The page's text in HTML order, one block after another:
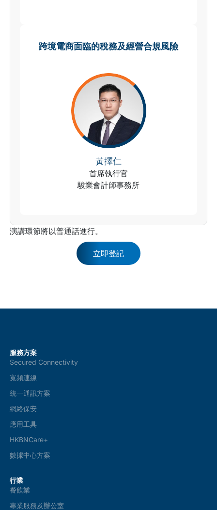
跨境電商面臨的稅務及經營合規風險
黃擇仁
首席執行官
駿業會計師事務所
演講環節將以普通話進行。
立即登記
服務方案
Secured Connectivity
寬頻連線
統一通訊方案
網絡保安
應用工具
HKBNCare+
數據中心方案
行業
餐飲業
專業服務及辦公室